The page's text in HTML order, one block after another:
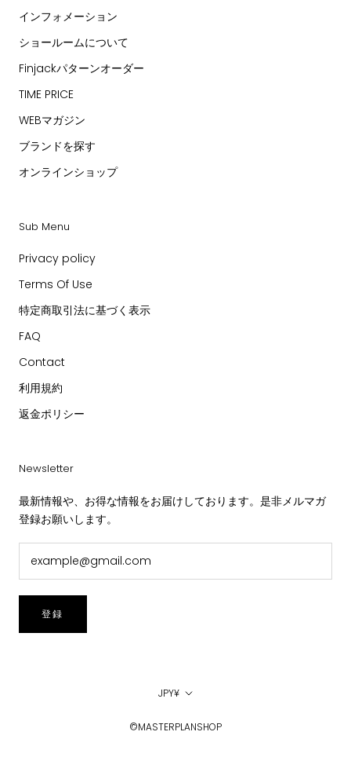
インフォメーション
ショールームについて
Finjackパターンオーダー
TIME PRICE
WEBマガジン
ブランドを探す
オンラインショップ
Sub Menu
Privacy policy
Terms Of Use
特定商取引法に基づく表示
FAQ
Contact
利用規約
返金ポリシー
Newsletter
最新情報や、お得な情報をお届けしております。是非メルマガ
登録お願いします。
登録
通
JPY¥
©MASTERPLANSHOP